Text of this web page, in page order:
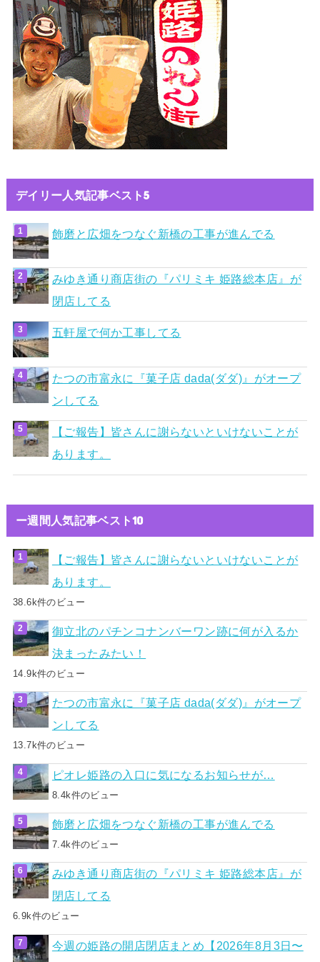
デイリー人気記事ベスト5
飾磨と広畑をつなぐ新橋の工事が進んでる
みゆき通り商店街の『パリミキ 姫路総本店』が
閉店してる
五軒屋で何か工事してる
たつの市富永に『菓子店 dada(ダダ)』がオープ
ンしてる
【ご報告】皆さんに謝らないといけないことが
あります。
ー週間人気記事ベスト10
【ご報告】皆さんに謝らないといけないことが
あります。
38.6k件のビュー
御立北のパチンコナンバーワン跡に何が入るか
決まったみたい！
14.9k件のビュー
たつの市富永に『菓子店 dada(ダダ)』がオープ
ンしてる
13.7k件のビュー
ピオレ姫路の入口に気になるお知らせが…
8.4k件のビュー
飾磨と広畑をつなぐ新橋の工事が進んでる
7.4k件のビュー
みゆき通り商店街の『パリミキ 姫路総本店』が
閉店してる
6.9k件のビュー
今週の姫路の開店閉店まとめ【2026年8月3日〜